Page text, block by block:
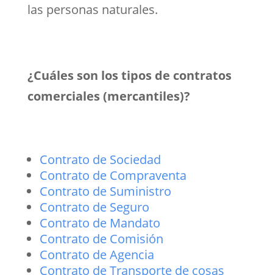
las personas naturales.
¿Cuáles son los tipos de contratos
comerciales (mercantiles)?
Contrato de Sociedad
Contrato de Compraventa
Contrato de Suministro
Contrato de Seguro
Contrato de Mandato
Contrato de Comisión
Contrato de Agencia
Contrato de Transporte de cosas